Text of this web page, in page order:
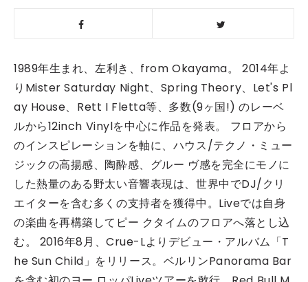
1989年生まれ、左利き、from Okayama。 2014年よ
りMister Saturday Night、Spring Theory、Let's Pl
ay House、Rett I Fletta等、多数(9ヶ国!) のレーベ
ルから12inch Vinylを中心に作品を発表。 フロアから
のインスピレーションを軸に、ハウス/テクノ・ミュー
ジックの高揚感、陶酔感、グルー ヴ感を完全にモノに
した熱量のある野太い音響表現は、世界中でDJ/クリ
エイターを含む多くの支持者を獲得中。Liveでは自身
の楽曲を再構築してピー クタイムのフロアへ落とし込
む。 2016年8月、Crue-Lよりデビュー・アルバム「T
he Sun Child」をリリース。ベルリンPanorama Bar